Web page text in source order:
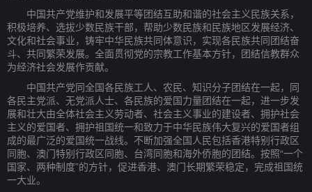
中国共产党维护和发展平等团结互助和谐的社会主义民族关系，
积极培养、选拔少数民族干部，帮助少数民族和民族地区发展经济、
文化和社会事业，铸牢中华民族共同体意识，实现各民族共同团结奋
斗、共同繁荣发展。全面贯彻党的宗教工作基本方针，团结信教群众
为经济社会发展作贡献。
中国共产党同全国各民族工人、农民、知识分子团结在一起，同
各民主党派、无党派人士、各民族的爱国力量团结在一起，进一步发
展和壮大由全体社会主义劳动者、社会主义事业的建设者、拥护社会
主义的爱国者、拥护祖国统一和致力于中华民族伟大复兴的爱国者组
成的最广泛的爱国统一战线。不断加强全国人民包括香港特别行政区
同胞、澳门特别行政区同胞、台湾同胞和海外侨胞的团结。按照“一个
国家、两种制度”的方针，促进香港、澳门长期繁荣稳定，完成祖国统
一大业。